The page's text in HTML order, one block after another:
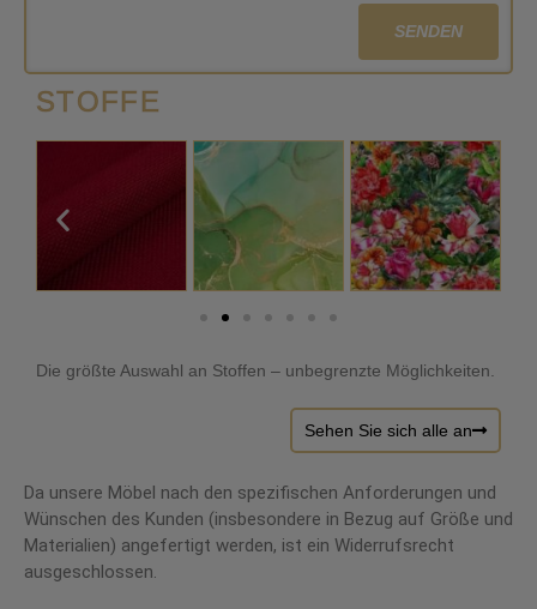
SENDEN
STOFFE
Die größte Auswahl an Stoffen – unbegrenzte Möglichkeiten.
Sehen Sie sich alle an
Da unsere Möbel nach den spezifischen Anforderungen und
Wünschen des Kunden (insbesondere in Bezug auf Größe und
Materialien) angefertigt werden, ist ein Widerrufsrecht
ausgeschlossen.